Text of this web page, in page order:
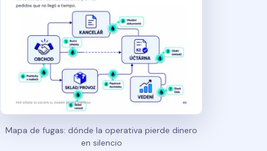
Mapa de fugas: dónde la operativa pierde dinero
en silencio